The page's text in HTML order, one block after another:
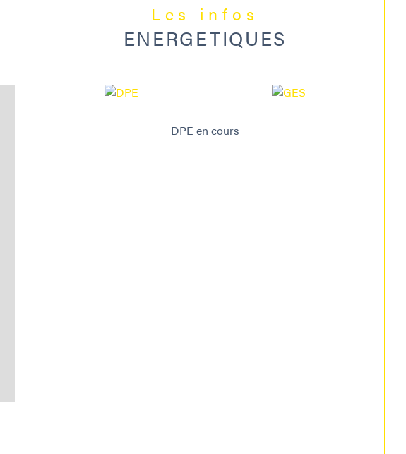
Prix : 377.000 euros, honoraires : 3,29% TTC
inclus charge acquéreur (365.000 € hors
honoraires).
Un renseignement, une visite ? Contactez
Les infos
ENERGETIQUES
DPE en cours